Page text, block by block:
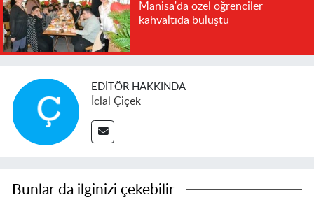
Manisa'da özel öğrenciler
kahvaltıda buluştu
EDITÖR HAKKINDA
İclal Çiçek
Bunlar da ilginizi çekebilir